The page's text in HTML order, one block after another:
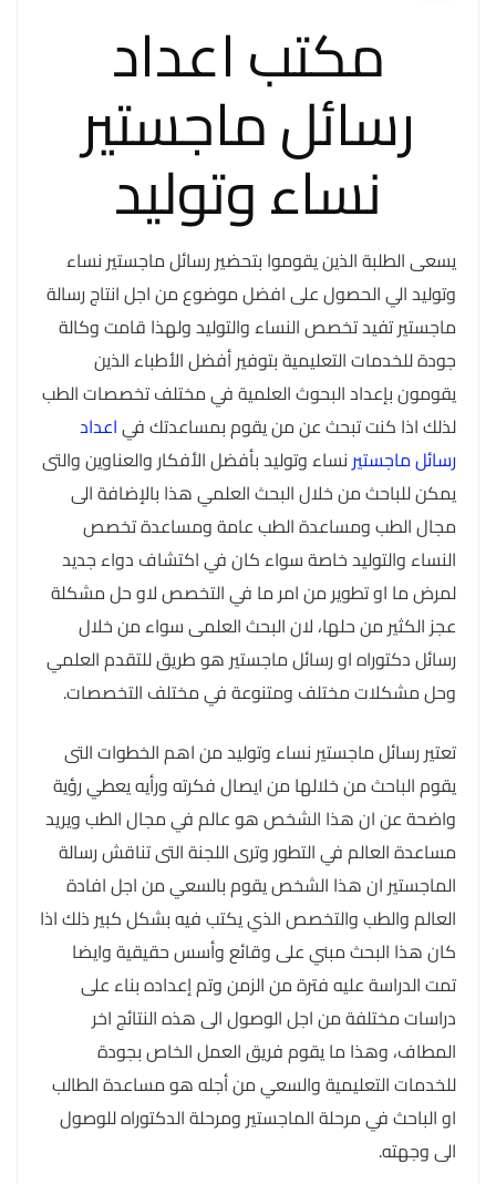
مكتب اعداد
رسائل ماجستير
نساء وتوليد
يسعى الطلبة الذين يقوموا بتحضير رسائل ماجستير نساء
وتوليد الي الحصول على افضل موضوع من اجل انتاج رسالة
ماجستير تفيد تخصص النساء والتوليد ولهذا قامت وكالة
جودة للخدمات التعليمية بتوفير أفضل الأطباء الذين
يقومون بإعداد البحوث العلمية في مختلف تخصصات الطب
لذلك اذا كنت تبحث عن من يقوم بمساعدتك فياعداد
رسائل ماجستيرنساء وتوليد بأفضل الأفكار والعناوين والتى
يمكن للباحث من خلال البحث العلمي هذا بالإضافة الى
مجال الطب ومساعدة الطب عامة ومساعدة تخصص
النساء والتوليد خاصة سواء كان في اكتشاف دواء جديد
لمرض ما او تطوير من امر ما في التخصص لاو حل مشكلة
عجز الكثير من حلها، لان البحث العلمى سواء من خلال
رسائل دكتوراه او رسائل ماجستير هو طريق للتقدم العلمي
وحل مشكلات مختلف ومتنوعة في مختلف التخصصات.
تعتير رسائل ماجستير نساء وتوليد من اهم الخطوات التى
يقوم الباحث من خلالها من ايصال فكرته ورأيه يعطي رؤية
واضحة عن ان هذا الشخص هو عالم في مجال الطب ويريد
مساعدة العالم في التطور وترى اللجنة التى تناقش رسالة
الماجستير ان هذا الشخص يقوم بالسعي من اجل افادة
العالم والطب والتخصص الذي يكتب فيه بشكل كبير ذلك اذا
كان هذا البحث مبني على وقائع وأسس حقيقية وايضا
تمت الدراسة عليه فترة من الزمن وتم إعداده بناء على
دراسات مختلفة من اجل الوصول الى هذه النتائج اخر
المطاف، وهذا ما يقوم فريق العمل الخاص بجودة
للخدمات التعليمية والسعي من أجله هو مساعدة الطالب
او الباحث في مرحلة الماجستير ومرحلة الدكتوراه للوصول
الى وجهته.